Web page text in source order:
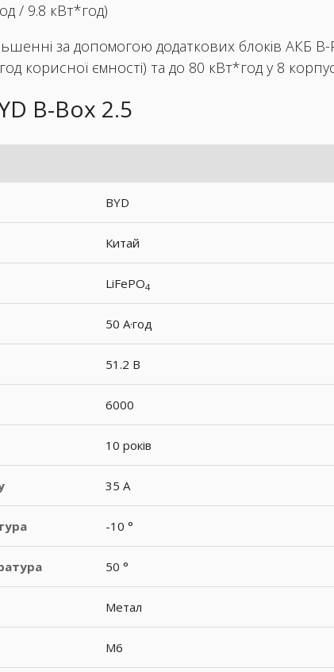
/ 9.8 кВт*год)
за допомогою додаткових блоків АКБ
корисної ємності) та до 80 кВт*год у 8
B-Box 2.5
BYD
Китай
LiFePO4
50 А·год
51.2 В
6000
10 років
35 A
-10 °
50 °
Метал
M6